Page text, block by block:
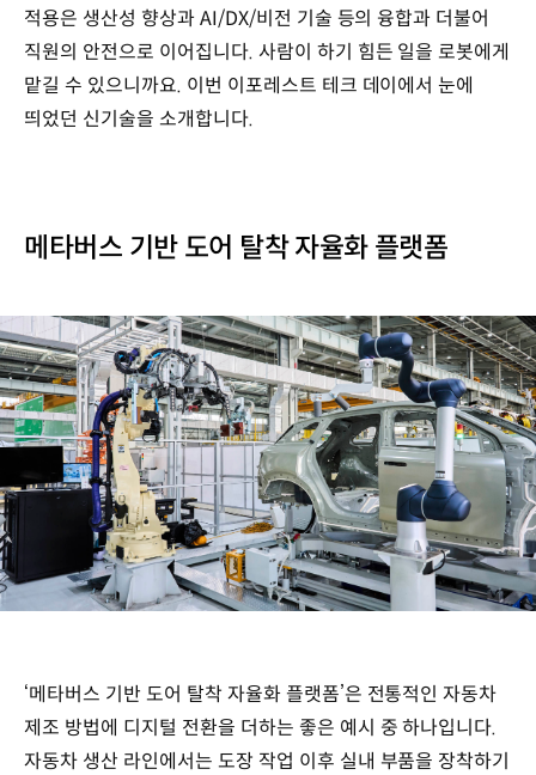
적용은 생산성 향상과 AI/DX/비전 기술 등의 융합과 더불어
직원의 안전으로 이어집니다. 사람이 하기 힘든 일을 로봇에게
맡길 수 있으니까요. 이번 이포레스트 테크 데이에서 눈에
띄었던 신기술을 소개합니다.
메타버스 기반 도어 탈착 자율화 플랫폼
‘메타버스 기반 도어 탈착 자율화 플랫폼’은 전통적인 자동차
제조 방법에 디지털 전환을 더하는 좋은 예시 중 하나입니다.
자동차 생산 라인에서는 도장 작업 이후 실내 부품을 장착하기